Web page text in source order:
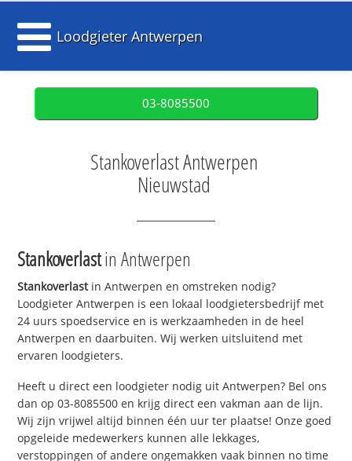
Loodgieter Antwerpen
03-8085500
Stankoverlast Antwerpen
Nieuwstad
Stankoverlastin Antwerpen
Stankoverlastin Antwerpen en omstreken nodig?
Loodgieter Antwerpen is een lokaal loodgietersbedrijf met
24 uurs spoedservice en is werkzaamheden in de heel
Antwerpen en daarbuiten. Wij werken uitsluitend met
ervaren loodgieters.
Heeft u direct een loodgieter nodig uit Antwerpen? Bel ons
dan op 03-8085500 en krijg direct een vakman aan de lijn.
Wij zijn vrijwel altijd binnen één uur ter plaatse! Onze goed
opgeleide medewerkers kunnen alle lekkages,
verstoppingen of andere ongemakken vaak binnen no time